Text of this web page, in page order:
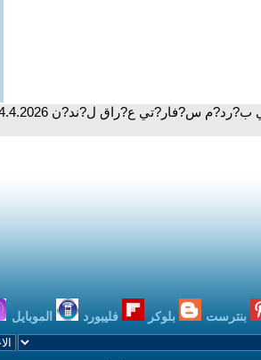
بنترست بلوكر فليبورد الموبايل